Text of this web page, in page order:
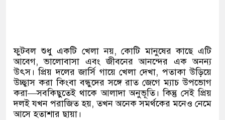
ফুটবল শুধু একটি খেলা নয়, কোটি মানুষের কাছে এটি
আবেগ, ভালোবাসা এবং জীবনের আনন্দের এক অনন্য
উৎস। প্রিয় দলের জার্সি গায়ে খেলা দেখা, পতাকা উড়িয়ে
উচ্ছ্বাস করা কিংবা বন্ধুদের সঙ্গে রাত জেগে ম্যাচ উপভোগ
করা—সবকিছুতেই থাকে আলাদা অনুভূতি। কিন্তু সেই প্রিয়
দলই যখন পরাজিত হয়, তখন অনেক সমর্থকের মনেও নেমে
আসে হতাশার ছায়া।